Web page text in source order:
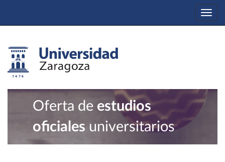
Oferta de estudios
oficiales universitarios